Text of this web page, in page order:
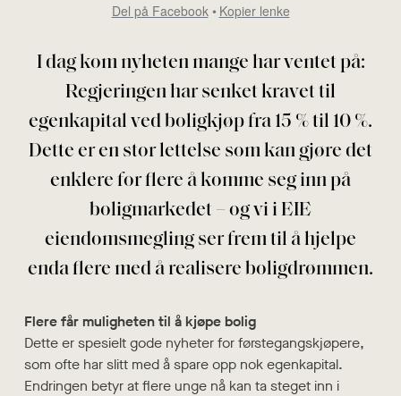
Del på Facebook Kopier lenke
I dag kom nyheten mange har ventet på:
Regjeringen har senket kravet til
egenkapital ved boligkjøp fra 15 % til 10 %.
Dette er en stor lettelse som kan gjøre det
enklere for flere å komme seg inn på
boligmarkedet – og vi i EIE
eiendomsmegling ser frem til å hjelpe
enda flere med å realisere boligdrømmen.
Flere får muligheten til å kjøpe bolig
Dette er spesielt gode nyheter for førstegangskjøpere,
som ofte har slitt med å spare opp nok egenkapital.
Endringen betyr at flere unge nå kan ta steget inn i